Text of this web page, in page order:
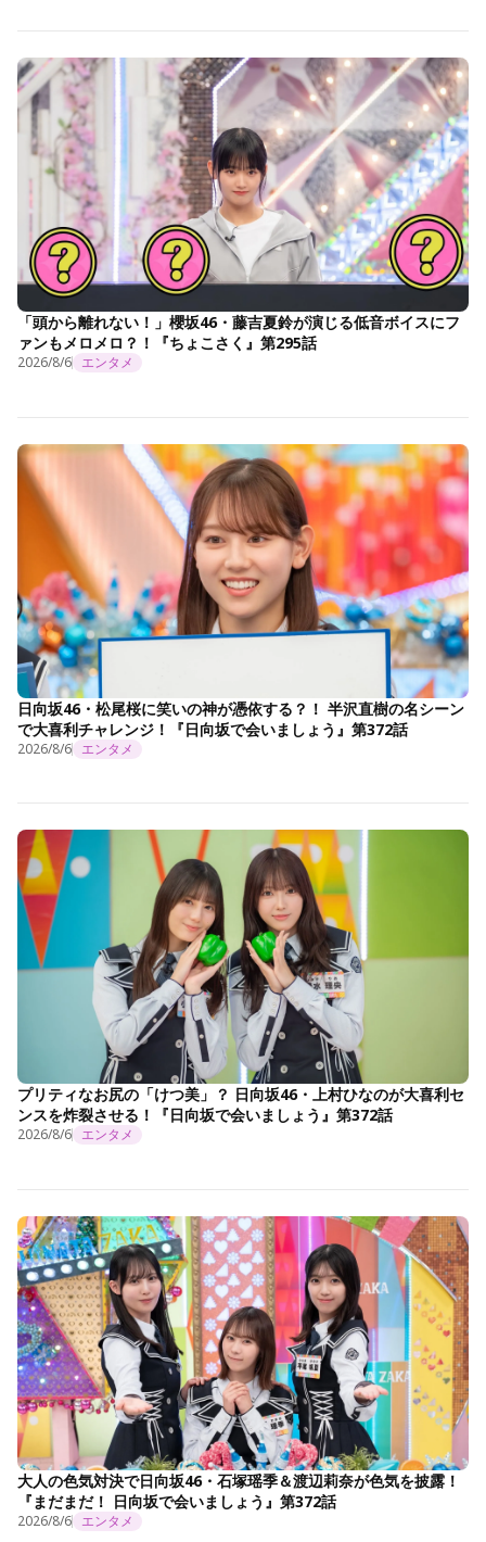
「頭から離れない！」櫻坂46・藤吉夏鈴が演じる低音ボイスにフ
ァンもメロメロ？！『ちょこさく』第295話
2026/8/6 エンタメ
日向坂46・松尾桜に笑いの神が憑依する？！ 半沢直樹の名シーン
で大喜利チャレンジ！『日向坂で会いましょう』第372話
2026/8/6 エンタメ
プリティなお尻の「けつ美」？ 日向坂46・上村ひなのが大喜利セ
ンスを炸裂させる！『日向坂で会いましょう』第372話
2026/8/6 エンタメ
大人の色気対決で日向坂46・石塚瑶季＆渡辺莉奈が色気を披露！
『まだまだ！ 日向坂で会いましょう』第372話
2026/8/6 エンタメ